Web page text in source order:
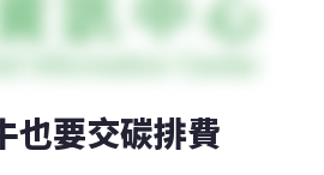
也要交碳排費